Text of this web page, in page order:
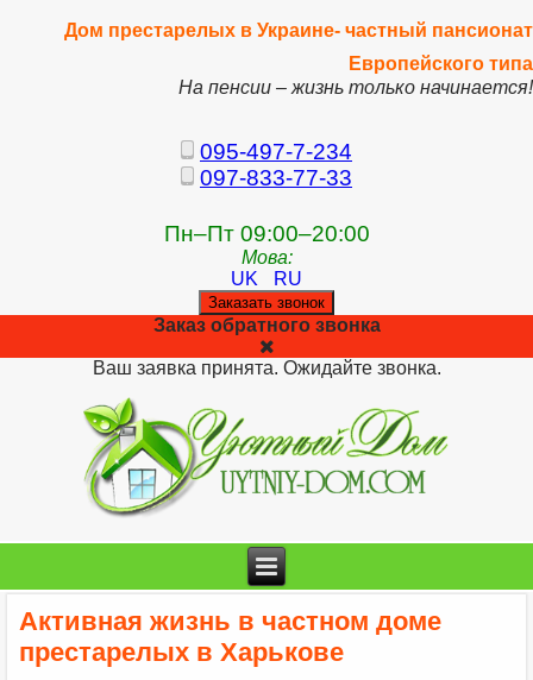
Дом престарелых в Украине- частный пансионат
Европейского типа
На пенсии – жизнь только начинается!
095-497-7-234
097-833-77-33
Пн–Пт 09:00–20:00
Мова:
UK
RU
Заказать звонок
Заказ обратного звонка
Ваш заявка принята. Ожидайте звонка.
Активная жизнь в частном доме
престарелых в Харькове